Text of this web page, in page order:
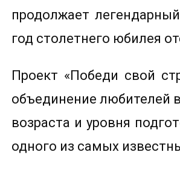
продолжает
год столетнего юбилея
Проект «Победи свой
объединение любителей
возраста и уровня
одного из самых